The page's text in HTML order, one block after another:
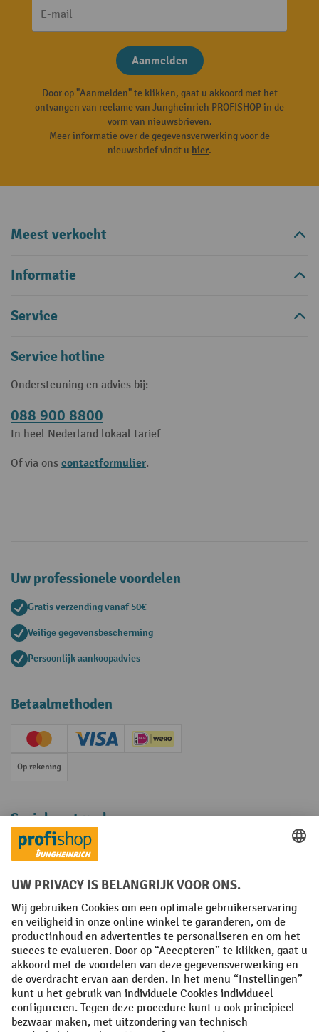
E-mail
Aanmelden
Door op "Aanmelden" te klikken, gaat u akkoord met het
ontvangen van reclame van Jungheinrich PROFISHOP in de
vorm van nieuwsbrieven.
Meer informatie over de gegevensverwerking voor de
nieuwsbrief vindt u hier.
Meest verkocht
Informatie
Service
Service hotline
Ondersteuning en advies bij:
088 900 8800
In heel Nederland lokaal tarief
Of via ons contactformulier.
Uw professionele voordelen
Gratis verzending vanaf 50€
Veilige gegevensbescherming
Persoonlijk aankoopadvies
Betaalmethoden
Creditcard (Master)Creditcard (Visa)iDEAL | Wero
Op rekening
Sociale netwerken
Facebook
YouTube
LinkedInInstagram
Algemene leveringsvoorwaarden Copyright
Privacyverklaring Privacy Instellingen
All prices excl. VAT plusshipping costs and possible delivery charges,
if not stated otherwise.
¹ De korting is geldig zolang de voorraad strekt. De korting is niet van